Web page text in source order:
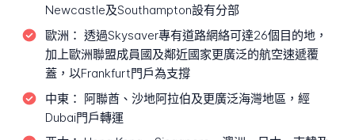
Newcastle及Southampton設有分部
歐洲： 透過Skysaver專有道路網絡可達26個目的地，
加上歐洲聯盟成員國及鄰近國家更廣泛的航空速遞覆
蓋，以Frankfurt門戶為支撐
中東： 阿聯酋、沙地阿拉伯及更廣泛海灣地區，經
Dubai門戶轉運